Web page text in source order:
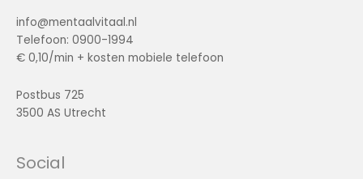
info@mentaalvitaal.nl
Telefoon: 0900-1994
€ 0,10/min + kosten mobiele telefoon
Postbus 725
3500 AS Utrecht
Social